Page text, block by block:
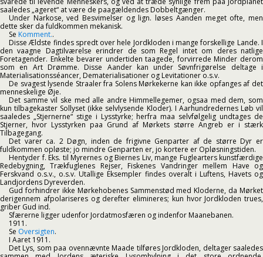
saaledes „ageret“ at være de paagældendes Dobbeltgænger.
Under Narkose, ved Besvimelser og lign. løses Aanden meget ofte, men
dette sker da fuldkommen mekanisk.
Se Komment..
Disse Ældste findes spredt over hele Jordkloden i mange forskellige Lande. I
den vaagne Dagtilværelse erindrer de som Regel intet om deres natlige
Foretagender. Enkelte bevarer undertiden taagede, forvirrede Minder derom
som en Art Drømme. Disse Aander kan under Søvnfrigørelse deltage i
Materialisationsséancer, Dematerialisationer og Levitationer o.s.v.
De svagest lysende Straaler fra Solens Mørkekerne kan ikke opfanges af det
menneskelige Øje.
Det samme vil ske med alle andre Himmellegemer, ogsaa med dem, som
kun tilbagekaster Sollyset (ikke selvlysende Kloder). I Aarhundredernes Løb vil
saaledes „Stjernerne“ stige i Lysstyrke; herfra maa selvfølgelig undtages de
Stjerner, hvor Lysstyrken paa Grund af Mørkets større Angreb er i stærk
Tilbagegang.
Det varer ca. 2 Døgn, inden de frigivne Genparter af de større Dyr er
fuldkommen opløste; jo mindre Genparten er, jo kortere er Opløsningstiden.
Hentyder f. Eks. til Myrernes og Biernes Liv, mange Fuglearters kunstfærdige
Redebygning, Trækfuglenes Rejser, Fiskenes Vandringer mellem Have og
Ferskvand o.s.v., o.s.v. Utallige Eksempler findes overalt i Luftens, Havets og
Landjordens Dyreverden.
Gud forhindrer ikke Mørkehobenes Sammenstød med Kloderne, da Mørket
derigennem afpolariseres og derefter elimineres; kun hvor Jordkloden trues,
griber Gud ind.
Sfærerne ligger udenfor Jordatmosfæren og indenfor Maanebanen.
1911.
Se Oversigten.
I Aaret 1911.
Det Lys, som paa ovennævnte Maade tilføres Jordkloden, deltager saaledes